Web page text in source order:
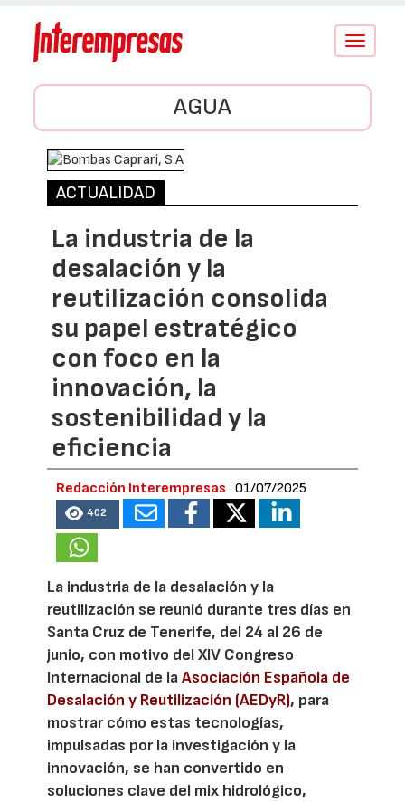
Conmutar
AGUA
ACTUALIDAD
La industria de la
desalación y la
reutilización consolida
su papel estratégico
con foco en la
innovación, la
sostenibilidad y la
eficiencia
Redacción Interempresas 01/07/2025
402
La industria de la desalación y la
reutilización se reunió durante tres días en
Santa Cruz de Tenerife, del 24 al 26 de
junio, con motivo del XIV Congreso
Internacional de laAsociación Española de
Desalación y Reutilización (AEDyR), para
mostrar cómo estas tecnologías,
impulsadas por la investigación y la
innovación, se han convertido en
soluciones clave del mix hidrológico,